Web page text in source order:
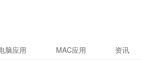
脑应用 MAC应用 资讯